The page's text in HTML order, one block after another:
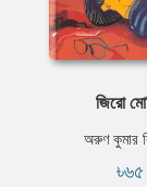
জিরো
অরুণ কুমার
৳৬৫